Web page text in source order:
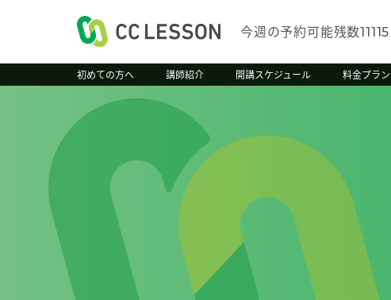
今週の予約可能残数11115
初めての方へ 講師紹介 開講スケジュール 料金プラン